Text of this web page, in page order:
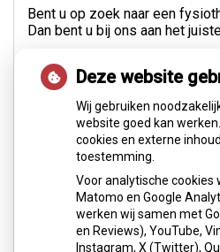
Bent u op zoek naar een
Dan bent u bij ons aan het
U kunt zich via deze site
inschrijven of online een
Uiteraard kunt u ons ook
mail naar
webshop
kunt u
bestellen.
Deze website
Wij gebruiken
website goed kan
cookies en externe
toestemming.
Voor analytische
Matomo en Google
werken wij samen met
en Reviews), YouTube,
Instagram, X (Twitter),